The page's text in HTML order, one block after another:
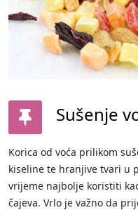
Sušenje
Korica od voća prilikom
kiseline te hranjive tvari u
vrijeme najbolje koristiti
čajeva. Vrlo je važno da